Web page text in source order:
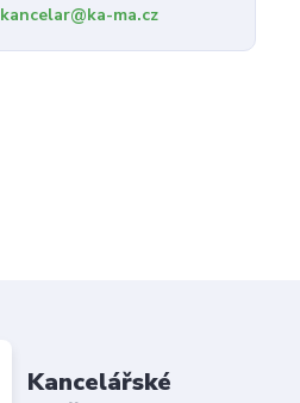
kancelar@ka-ma.cz
Kancelářské